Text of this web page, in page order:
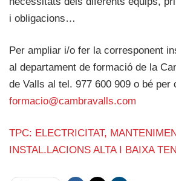
i obligacions…
Per ampliar i/o fer la corresponent
al departament de formació de la
de Valls al tel. 977 600 909 o bé per
formacio@cambravalls.com
TPC: ELECTRICITAT,
INSTAL.LACIONS ALTA I BAIXA